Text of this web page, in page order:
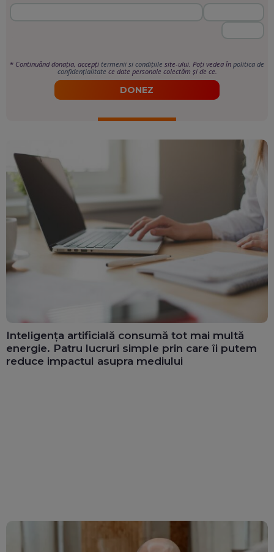
* Continuând donația, accepți termenii si condițiile site-ului. Poți vedea în politica de
confidențialitate ce date personale colectăm și de ce.
DONEZ
Inteligența artificială consumă tot mai multă
energie. Patru lucruri simple prin care îi putem
reduce impactul asupra mediului